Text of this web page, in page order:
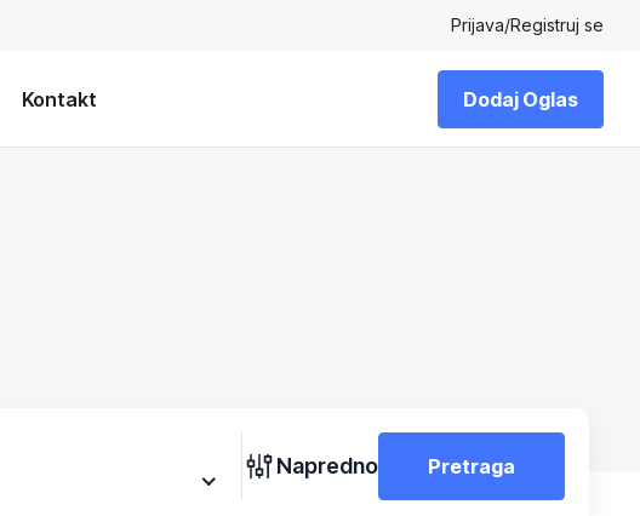
Prijava/Registruj se
Kontakt Dodaj Oglas
Napredno Pretraga